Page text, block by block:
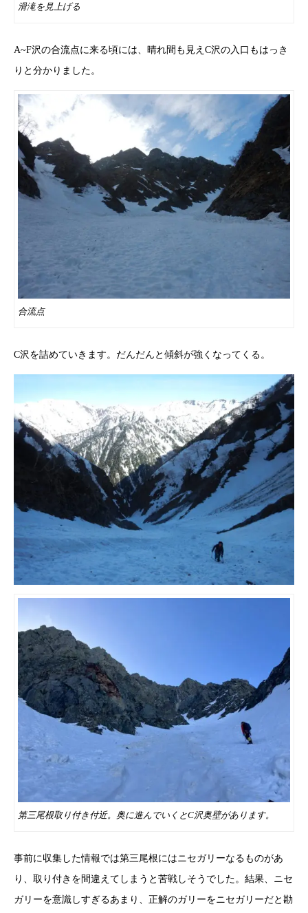
滑滝を見上げる
A~F沢の合流点に来る頃には、晴れ間も見えC沢の入口もはっき
りと分かりました。
合流点
C沢を詰めていきます。だんだんと傾斜が強くなってくる。
第三尾根取り付き付近。奥に進んでいくとC沢奥壁があります。
事前に収集した情報では第三尾根にはニセガリーなるものがあ
り、取り付きを間違えてしまうと苦戦しそうでした。結果、ニセ
ガリーを意識しすぎるあまり、正解のガリーをニセガリーだと勘